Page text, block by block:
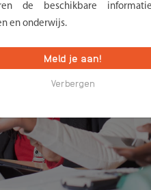
de beschikbare
en onderwijs.
Meld je aan!
Verbergen